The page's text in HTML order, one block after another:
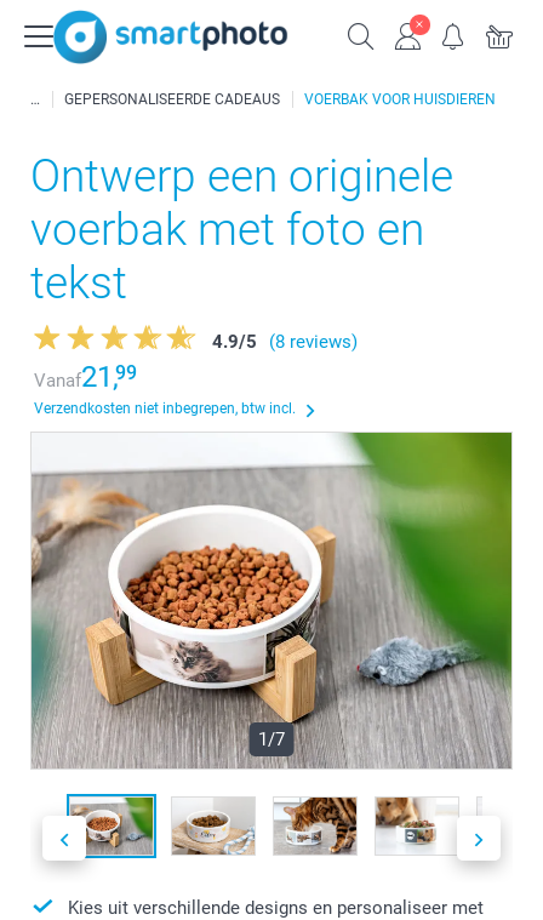
GEPERSONALISEERDE CADEAUS VOERBAK VOOR HUISDIEREN
Ontwerp een originele
voerbak met foto en
tekst
4.9/5
(8 reviews)
Vanaf21,99
Verzendkosten niet inbegrepen, btw incl.
1/7
Kies uit verschillende designs en personaliseer met